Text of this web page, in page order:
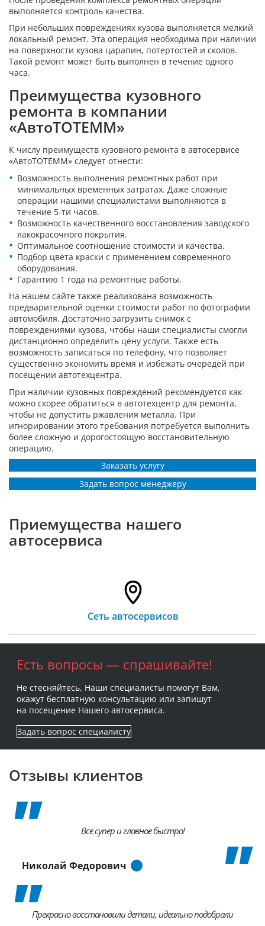
выполняется контроль качества.
При небольших повреждениях кузова выполняется мелкий
локальный ремонт. Эта операция необходима при наличии
на поверхности кузова царапин, потертостей и сколов.
Такой ремонт может быть выполнен в течение одного
часа.
Преимущества кузовного
ремонта в компании
«АвтоТОТЕММ»
К числу преимуществ кузовного ремонта в автосервисе
«АвтоТОТЕММ» следует отнести:
Возможность выполнения ремонтных работ при
минимальных временных затратах. Даже сложные
операции нашими специалистами выполняются в
течение 5-ти часов.
Возможность качественного восстановления заводского
лакокрасочного покрытия.
Оптимальное соотношение стоимости и качества.
Подбор цвета краски с применением современного
оборудования.
Гарантию 1 года на ремонтные работы.
На нашем сайте также реализована возможность
предварительной оценки стоимости работ по фотографии
автомобиля. Достаточно загрузить снимок с
повреждениями кузова, чтобы наши специалисты смогли
дистанционно определить цену услуги. Также есть
возможность записаться по телефону, что позволяет
существенно экономить время и избежать очередей при
посещении автотехцентра.
При наличии кузовных повреждений рекомендуется как
можно скорее обратиться в автотехцентр для ремонта,
чтобы не допустить ржавления металла. При
игнорировании этого требования потребуется выполнить
более сложную и дорогостоящую восстановительную
операцию.
Заказать услугу
Задать вопрос менеджеру
Приемущества нашего
автосервиса
Сеть автосервисов
Есть вопросы — спрашивайте!
Не стесняйтесь, Наши специалисты помогут Вам,
окажут бесплатную консультацию или запишут
на посещение Нашего автосервиса.
Задать вопрос специалисту
Отзывы клиентов
Все супер и главное быстро!
Николай Федорович
Прекрасно восстановили детали, идеально подобрали